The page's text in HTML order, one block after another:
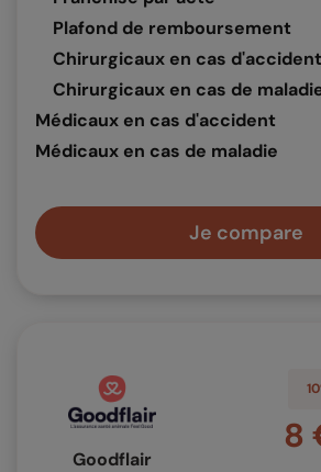
Plafond de remboursement
Chirurgicaux en cas d'accident
Chirurgicaux en cas de
Médicaux en cas d'accident
Médicaux en cas de maladie
Je compare
Goodflair
8